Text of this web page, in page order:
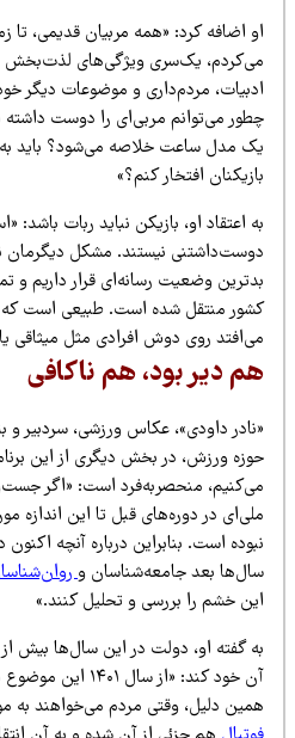
اضافه کرد: «همه مربیان قدیمی، تا زمانی
یک‌سری ویژگی‌های لذت‌بخش
مردم‌داری و موضوعات دیگر
می‌توانم مربی‌ای را دوست داشته باشم
مدل ساعت خلاصه می‌شود؟ باید به چه
افتخار کنم؟»
اعتقاد او، بازیکن نباید ربات باشد:
نیستند. مشکل دیگرمان
وضعیت رسانه‌ای قرار داریم و تمام
منتقل شده است. طبیعی است که در
روی دوش افرادی مثل میثاقی یا
دیر بود، هم ناکافی
داودی»، عکاس ورزشی، سردبیر و
ورزش، در بخش دیگری از این برنامه
منحصربه‌فرد است: «اگر جست‌وجو
در دوره‌های قبل تا این اندازه
است. بنابراین درباره آنچه اکنون در
بعد جامعه‌شناسان وروان‌شناسان
خشم را بررسی و تحلیل کنند.»
گفته او، دولت در این سال‌ها بیش از
آن خود کند: «از سال ۱۴۰۱
دلیل، وقتی مردم می‌خواهند به